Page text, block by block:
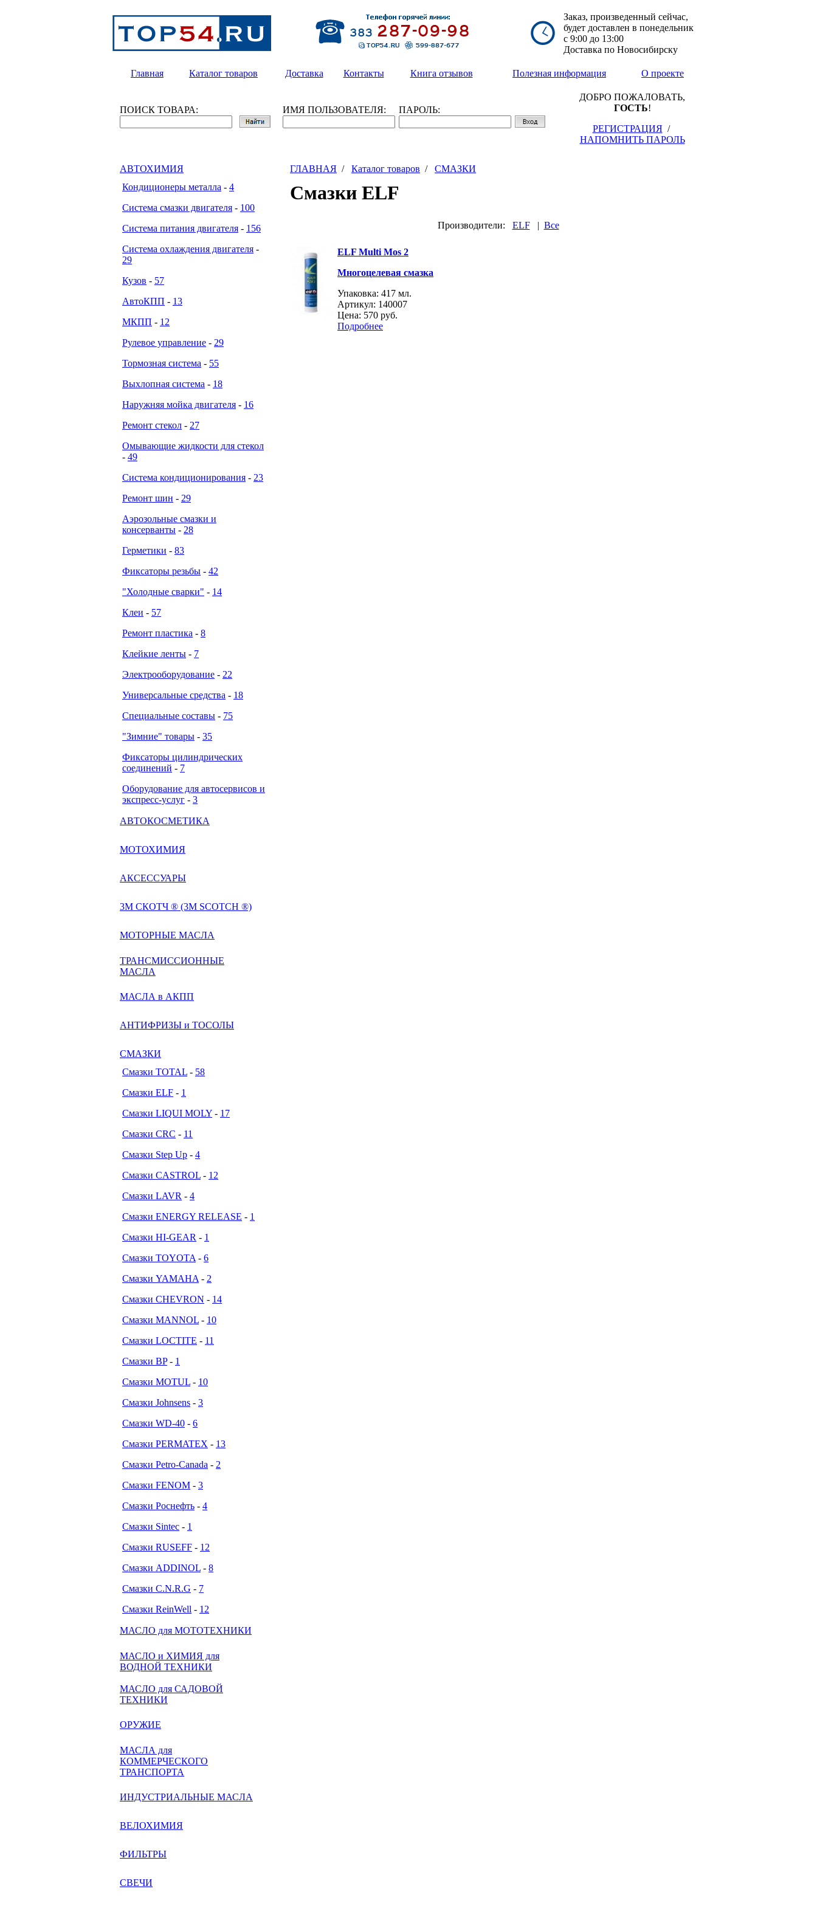
Заказ, произведенный сейчас,
будет доставлен в понедельник
с 9:00 до 13:00
Доставка по Новосибирску
Главная Каталог товаров Доставка Контакты Книга отзывов Полезная информация О проекте
ПОИСК ТОВАРА: ИМЯ ПОЛЬЗОВАТЕЛЯ: ПАРОЛЬ:
ДОБРО ПОЖАЛОВАТЬ,
ГОСТЬ!
РЕГИСТРАЦИЯ/
НАПОМНИТЬ ПАРОЛЬ
АВТОХИМИЯ
Кондиционеры металла - 4
Система смазки двигателя - 100
Система питания двигателя - 156
Система охлаждения двигателя -
29
Кузов - 57
АвтоКПП - 13
МКПП - 12
Рулевое управление - 29
Тормозная система - 55
Выхлопная система - 18
Наружняя мойка двигателя - 16
Ремонт стекол - 27
Омывающие жидкости для стекол
- 49
Система кондиционирования - 23
Ремонт шин - 29
Аэрозольные смазки и
консерванты - 28
Герметики - 83
Фиксаторы резьбы - 42
"Холодные сварки" - 14
Клеи - 57
Ремонт пластика - 8
Клейкие ленты - 7
Электрооборудование - 22
Универсальные средства - 18
Специальные составы - 75
"Зимние" товары - 35
Фиксаторы цилиндрических
соединений - 7
Оборудование для автосервисов и
экспресс-услуг - 3
АВТОКОСМЕТИКА
МОТОХИМИЯ
АКСЕССУАРЫ
3М СКОТЧ ® (3M SCOTCH ®)
МОТОРНЫЕ МАСЛА
ТРАНСМИССИОННЫЕ
МАСЛА
МАСЛА в АКПП
АНТИФРИЗЫ и ТОСОЛЫ
СМАЗКИ
Смазки TOTAL - 58
Смазки ELF - 1
Смазки LIQUI MOLY - 17
Смазки CRC - 11
Смазки Step Up - 4
Смазки CASTROL - 12
Смазки LAVR - 4
Смазки ENERGY RELEASE - 1
Смазки HI-GEAR - 1
Смазки TOYOTA - 6
Смазки YAMAHA - 2
Смазки CHEVRON - 14
Смазки MANNOL - 10
Смазки LOCTITE - 11
Смазки BP- 1
Смазки MOTUL - 10
Смазки Johnsens - 3
Смазки WD-40 - 6
Смазки PERMATEX - 13
Смазки Petro-Canada - 2
Смазки FENOM - 3
Смазки Роснефть - 4
Смазки Sintec - 1
Смазки RUSEFF - 12
Смазки ADDINOL - 8
Смазки C.N.R.G - 7
Смазки ReinWell - 12
МАСЛО для МОТОТЕХНИКИ
МАСЛО и ХИМИЯ для
ВОДНОЙ ТЕХНИКИ
МАСЛО для САДОВОЙ
ТЕХНИКИ
ОРУЖИЕ
МАСЛА для
КОММЕРЧЕСКОГО
ТРАНСПОРТА
ИНДУСТРИАЛЬНЫЕ МАСЛА
ВЕЛОХИМИЯ
ФИЛЬТРЫ
СВЕЧИ
ГЛАВНАЯ / Каталог товаров / СМАЗКИ
Смазки ELF
Производители: ELF| Все
ELF Multi Mos 2
Многоцелевая смазка
Упаковка: 417 мл.
Артикул: 140007
Цена: 570 руб.
Подробнее